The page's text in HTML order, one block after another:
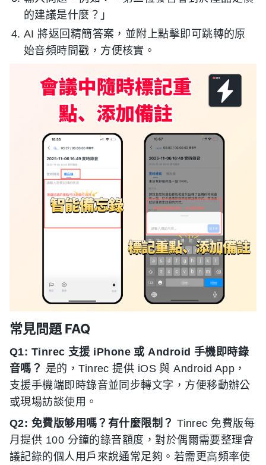
的建議是什麼？」
AI 將返回精簡答案，並附上點擊即可跳轉的原
始音頻時間戳，方便核實。
常見問題 FAQ
Q1: Tinrec 支援 iPhone 或 Android 手機即時錄
音嗎？ 是的，Tinrec 提供 iOS 與 Android App，
支援手機端即時錄音並同步轉文字，方便移動辦公
或現場訪談使用。
Q2: 免費版够用嗎？有什麼限制？ Tinrec 免費版每
月提供 100 分鐘的錄音額度，對於偶爾需要整理會
議記錄的個人用戶來說通常足夠。若需更高頻率使